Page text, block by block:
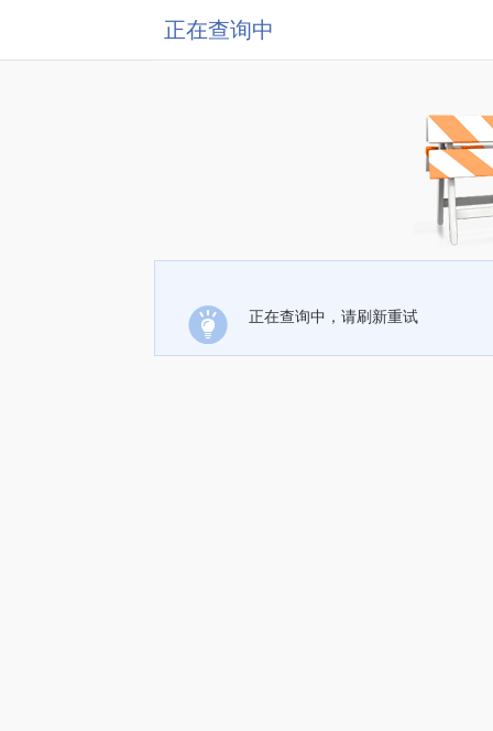
正在查询中
正在查询中，请刷新重试